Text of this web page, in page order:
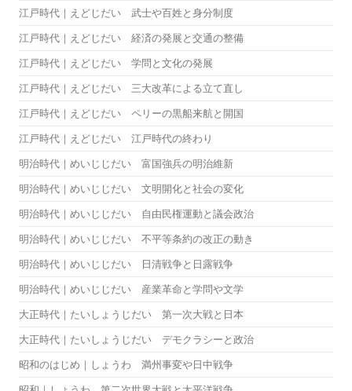
江戸時代｜えどじだい 武士や百姓と身分制度
江戸時代｜えどじだい 経済の発展と交通の整備
江戸時代｜えどじだい 学問と文化の発展
江戸時代｜えどじだい 三大改革による立て直し
江戸時代｜えどじだい ペリーの黒船来航と開国
江戸時代｜えどじだい 江戸時代の終わり
明治時代｜めいじじだい 富国強兵の明治維新
明治時代｜めいじじだい 文明開化と社会の変化
明治時代｜めいじじだい 自由民権運動と議会政治
明治時代｜めいじじだい 不平等条約の改正の動き
明治時代｜めいじじだい 日清戦争と日露戦争
明治時代｜めいじじだい 産業革命と学問や文学
大正時代｜たいしょうじだい 第一次大戦と日本
大正時代｜たいしょうじだい デモクラシーと政治
昭和のはじめ｜しょうわ 満州事変や日中戦争